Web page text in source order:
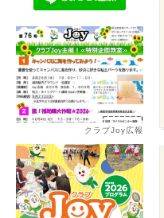
クラブJoy広報